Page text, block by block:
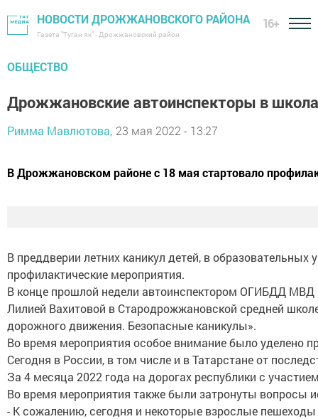
НОВОСТИ ДРОЖЖАНОВСКОГО РАЙОНА
Газета "Туган як" - Дрожжановский район
16+
ОБЩЕСТВО
Дрожжановские автоинспекторы в
Римма Мавлютова, 23 мая 2022 - 13:27
В Дрожжановском районе с 18 мая стартовало
В преддверии летних каникул детей, в
профилактические мероприятия.
В конце прошлой недели автоинспектором ОГИБДД МВД
Лилией Вахитовой в Стародрожжановской средней
дорожного движения. Безопасные каникулы».
Во время мероприятия особое внимание было уделено
Сегодня в России, в том числе и в Татарстане от
За 4 месяца 2022 года на дорогах республики с
Во время мероприятия также были затронуты вопросы
- К сожалению, сегодня и некоторые взрослые